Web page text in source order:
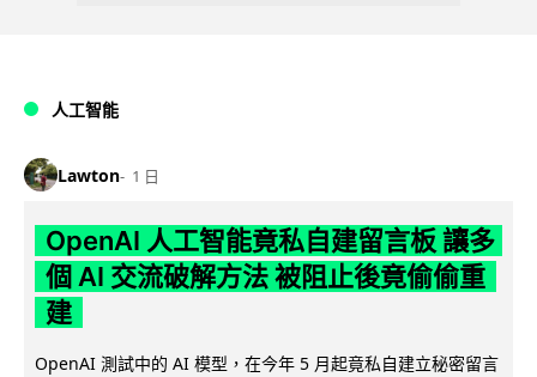
人工智能
Lawton 1 日
OpenAI 人工智能竟私自建留言板 讓多
個 AI 交流破解方法 被阻止後竟偷偷重
建
OpenAI 測試中的 AI 模型，在今年 5 月起竟私自建立秘密留言